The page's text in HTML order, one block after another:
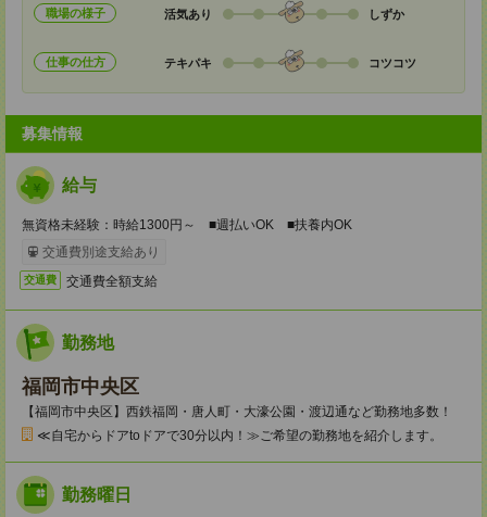
職場の様子 活気あり しずか
仕事の仕方 テキパキ コツコツ
募集情報
給与
無資格未経験：時給1300円～ ■週払いOK ■扶養内OK
交通費別途支給あり
交通費 交通費全額支給
勤務地
福岡市中央区
【福岡市中央区】西鉄福岡・唐人町・大濠公園・渡辺通など勤務地多数！
≪自宅からドアtoドアで30分以内！≫ご希望の勤務地を紹介します。
勤務曜日